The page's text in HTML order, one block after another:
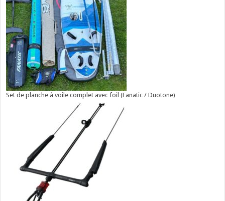
Set de planche à voile complet avec foil (Fanatic / Duotone)